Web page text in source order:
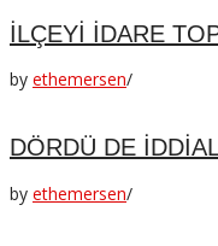
İLÇEYİ İDARE
by ethemersen/
DÖRDÜ DE
by ethemersen/